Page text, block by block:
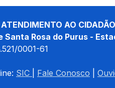
AO
Santa Rosa do Purus -
0001-61
SIC Fale Conosco